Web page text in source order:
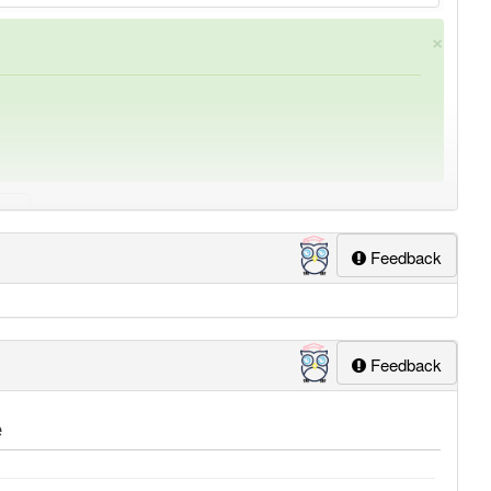
×
aber mit einem anderen Artikeldie:
Feedback
Feedback